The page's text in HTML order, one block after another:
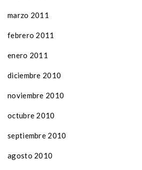
marzo 2011
febrero 2011
enero 2011
diciembre 2010
noviembre 2010
octubre 2010
septiembre 2010
agosto 2010